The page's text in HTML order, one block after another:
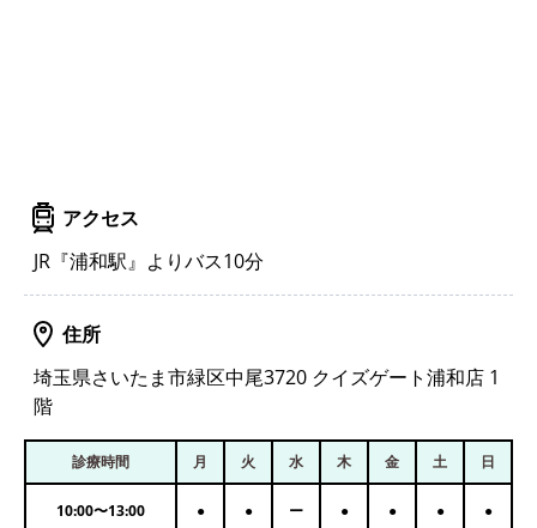
アクセス
JR『浦和駅』よりバス10分
住所
埼玉県さいたま市緑区中尾3720 クイズゲート浦和店 1
階
診療時間 月 火 水 木 金 土 日
10:00〜13:00 ● ● ー ● ● ● ●